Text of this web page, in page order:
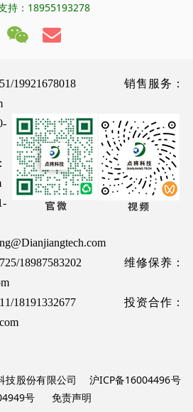
持：18955193278
19921678018 销售服务：
18987583202 维修保养：
18191332677 投资合作：
技股份有限公司 沪ICP备16004496号
号
免责声明